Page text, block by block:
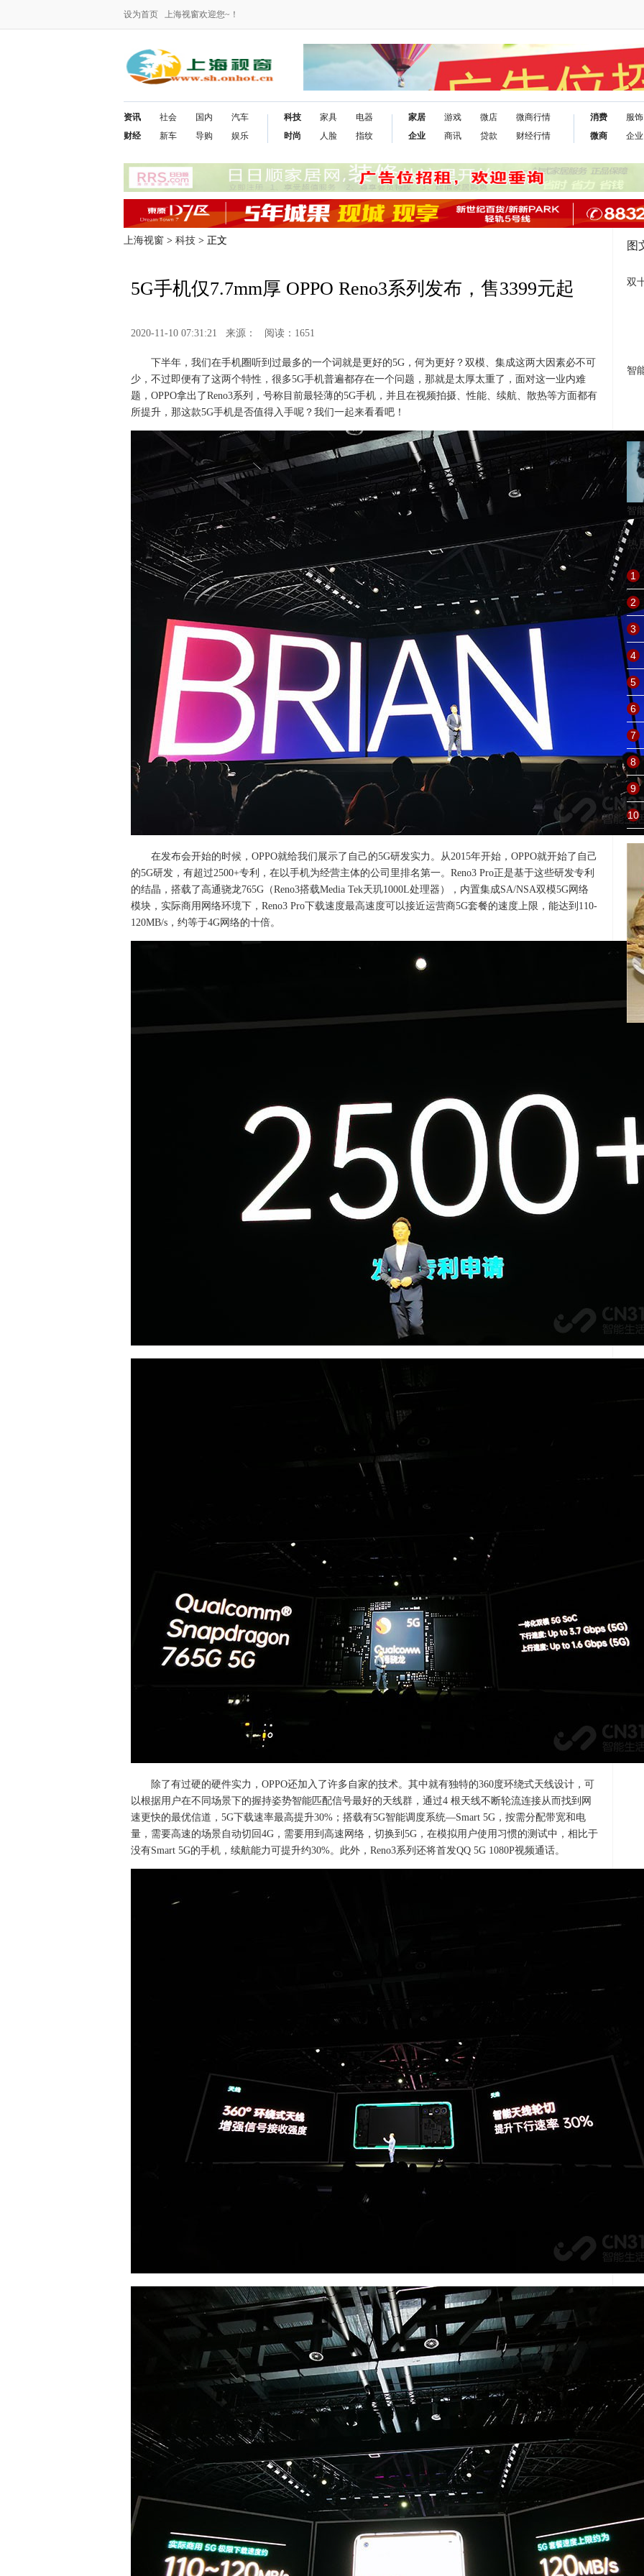
设为首页 上海视窗欢迎您~！
资讯
财经
社会
新车
国内
导购
汽车
娱乐
科技
时尚
家具
人脸
电器
指纹
家居
企业
游戏
商讯
微店
贷款
微商行情
财经行情
消费
微商
服饰
企业
上海视窗 > 科技 > 正文
5G手机仅7.7mm厚 OPPO Reno3系列发布，售3399元起
2020-11-10 07:31:21 来源： 阅读：1651
下半年，我们在手机圈听到过最多的一个词就是更好的5G，何为更好？双模、集成这两大因素必不可
少，不过即便有了这两个特性，很多5G手机普遍都存在一个问题，那就是太厚太重了，面对这一业内难
题，OPPO拿出了Reno3系列，号称目前最轻薄的5G手机，并且在视频拍摄、性能、续航、散热等方面都有
所提升，那这款5G手机是否值得入手呢？我们一起来看看吧！
在发布会开始的时候，OPPO就给我们展示了自己的5G研发实力。从2015年开始，OPPO就开始了自己
的5G研发，有超过2500+专利，在以手机为经营主体的公司里排名第一。Reno3 Pro正是基于这些研发专利
的结晶，搭载了高通骁龙765G（Reno3搭载Media Tek天玑1000L处理器），内置集成SA/NSA双模5G网络
模块，实际商用网络环境下，Reno3 Pro下载速度最高速度可以接近运营商5G套餐的速度上限，能达到110-
120MB/s，约等于4G网络的十倍。
除了有过硬的硬件实力，OPPO还加入了许多自家的技术。其中就有独特的360度环绕式天线设计，可
以根据用户在不同场景下的握持姿势智能匹配信号最好的天线群，通过4 根天线不断轮流连接从而找到网
速更快的最优信道，5G下载速率最高提升30%；搭载有5G智能调度系统—Smart 5G，按需分配带宽和电
量，需要高速的场景自动切回4G，需要用到高速网络，切换到5G，在模拟用户使用习惯的测试中，相比于
没有Smart 5G的手机，续航能力可提升约30%。此外，Reno3系列还将首发QQ 5G 1080P视频通话。
图
双
智
智
热
1
2
3
4
5
6
7
8
9
10